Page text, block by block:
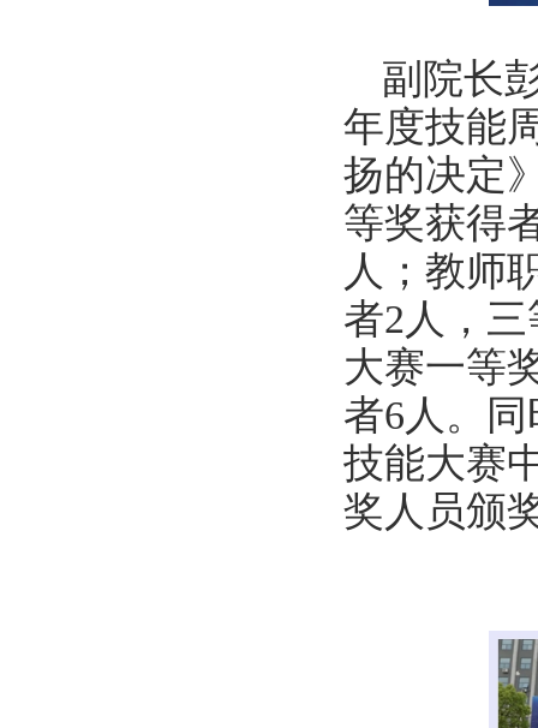
副院长
年度技能
扬的决定
等奖获得
人；教师
者2人，
大赛一等
者6人。
技能大赛
奖人员颁